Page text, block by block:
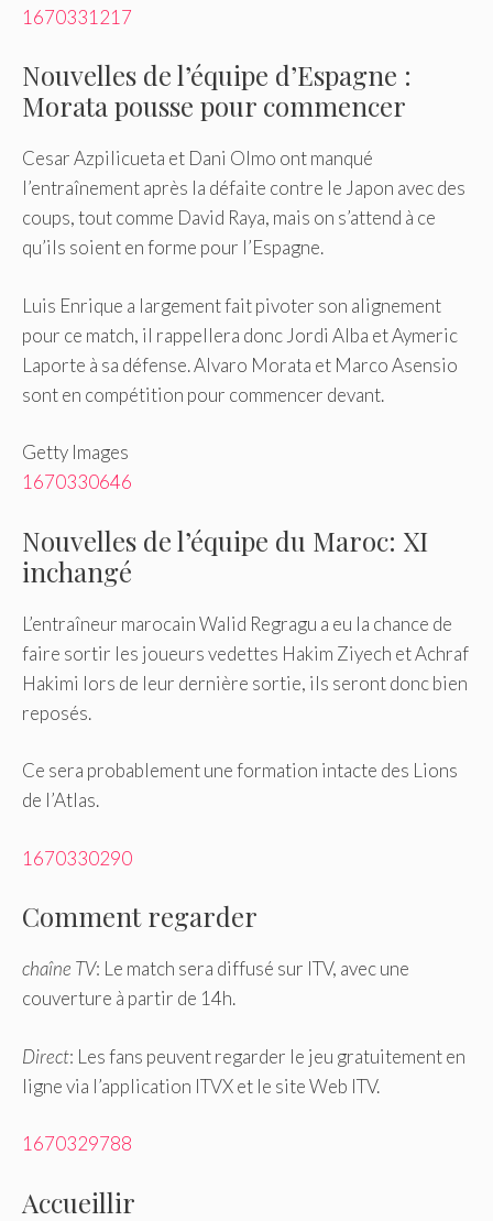
1670331217
Nouvelles de l’équipe d’Espagne :
Morata pousse pour commencer
Cesar Azpilicueta et Dani Olmo ont manqué
l’entraînement après la défaite contre le Japon avec des
coups, tout comme David Raya, mais on s’attend à ce
qu’ils soient en forme pour l’Espagne.
Luis Enrique a largement fait pivoter son alignement
pour ce match, il rappellera donc Jordi Alba et Aymeric
Laporte à sa défense. Alvaro Morata et Marco Asensio
sont en compétition pour commencer devant.
Getty Images
1670330646
Nouvelles de l’équipe du Maroc: XI
inchangé
L’entraîneur marocain Walid Regragu a eu la chance de
faire sortir les joueurs vedettes Hakim Ziyech et Achraf
Hakimi lors de leur dernière sortie, ils seront donc bien
reposés.
Ce sera probablement une formation intacte des Lions
de l’Atlas.
1670330290
Comment regarder
chaîne TV: Le match sera diffusé sur ITV, avec une
couverture à partir de 14h.
Direct: Les fans peuvent regarder le jeu gratuitement en
ligne via l’application ITVX et le site Web ITV.
1670329788
Accueillir